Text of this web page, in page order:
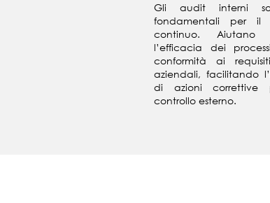
Gli audit interni
fondamentali per il
continuo. Aiutano
l’efficacia dei
conformità ai
aziendali, facilitando
di azioni
controllo esterno.